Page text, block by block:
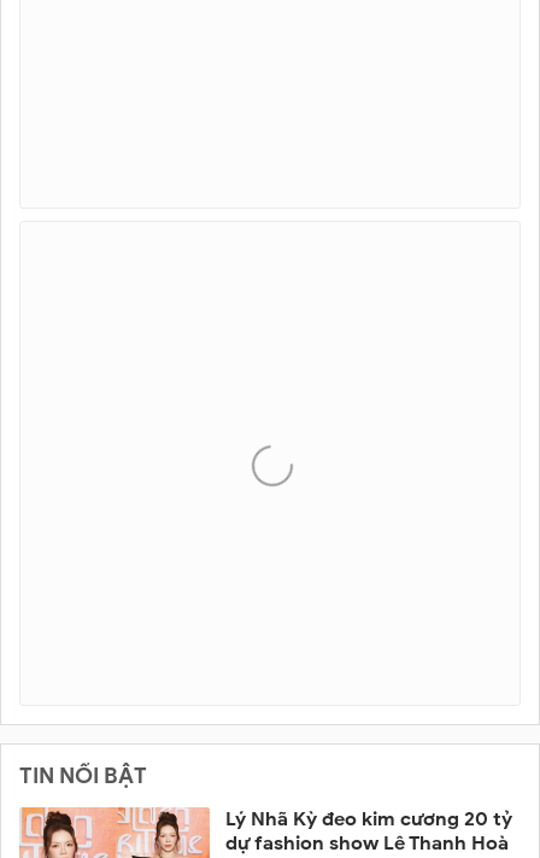
TIN NỔI BẬT
Lý Nhã Kỳ đeo kim cương 20 tỷ
dự fashion show Lê Thanh Hoà